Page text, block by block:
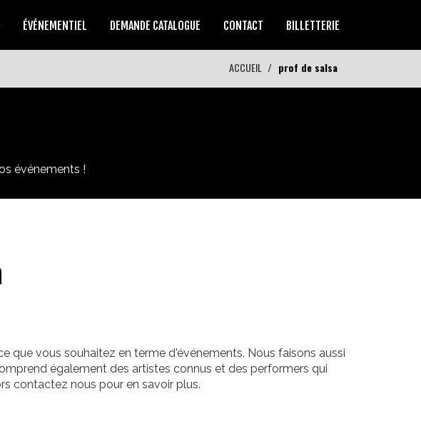
ÉVÉNEMENTIEL DEMANDE CATALOGUE CONTACT BILLETTERIE
ACCUEIL prof de salsa
événements !
que vous souhaitez en terme d'événements. Nous faisons aussi
également des artistes connus et des performers qui
contactez nous pour en savoir plus.